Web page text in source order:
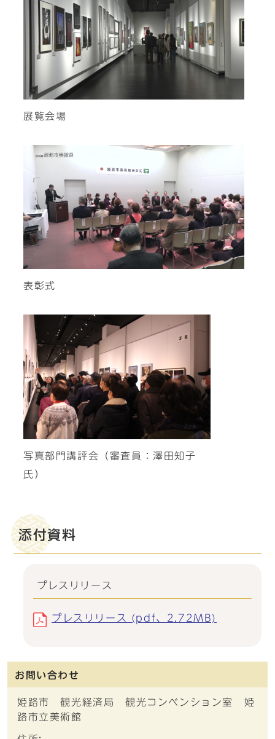
展覧会場
表彰式
写真部門講評会（審査員：澤田知子
氏）
添付資料
プレスリリース
プレスリリース (pdf、2.72MB)
お問い合わせ
姫路市 観光経済局 観光コンベンション室 姫
路市立美術館